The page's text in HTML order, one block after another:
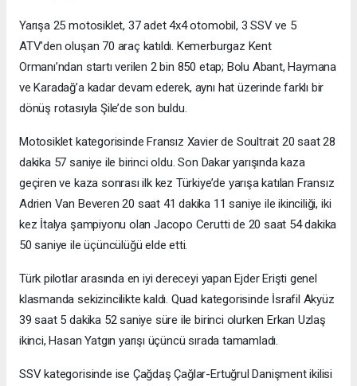
Yarışa 25 motosiklet, 37 adet 4x4 otomobil, 3 SSV ve 5
ATV’den oluşan 70 araç katıldı. Kemerburgaz Kent
Ormanı’ndan startı verilen 2 bin 850 etap; Bolu Abant, Haymana
ve Karadağ’a kadar devam ederek, aynı hat üzerinde farklı bir
dönüş rotasıyla Şile’de son buldu.
Motosiklet kategorisinde Fransız Xavier de Soultrait 20 saat 28
dakika 57 saniye ile birinci oldu. Son Dakar yarışında kaza
geçiren ve kaza sonrası ilk kez Türkiye’de yarışa katılan Fransız
Adrien Van Beveren 20 saat 41 dakika 11 saniye ile ikinciliği, iki
kez İtalya şampiyonu olan Jacopo Cerutti de 20 saat 54 dakika
50 saniye ile üçüncülüğü elde etti.
Türk pilotlar arasında en iyi dereceyi yapan Ejder Erişti genel
klasmanda sekizincilikte kaldı. Quad kategorisinde İsrafil Akyüz
39 saat 5 dakika 52 saniye süre ile birinci olurken Erkan Uzlaş
ikinci, Hasan Yatgın yarışı üçüncü sırada tamamladı.
SSV kategorisinde ise Çağdaş Çağlar-Ertuğrul Danişment ikilisi